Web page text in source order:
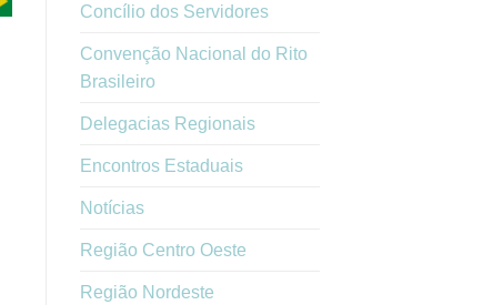
Concílio dos Servidores
Convenção Nacional do Rito
Brasileiro
Delegacias Regionais
Encontros Estaduais
Notícias
Região Centro Oeste
Região Nordeste